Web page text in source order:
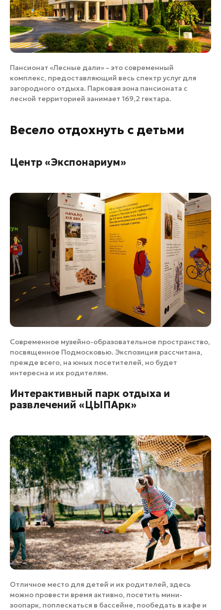
Пансионат «Лесные дали» – это современный
комплекс, предоставляющий весь спектр услуг для
загородного отдыха. Парковая зона пансионата с
лесной территорией занимает 169,2 гектара.
Весело отдохнуть с детьми
Центр «Экспонариум»
Современное музейно-образовательное пространство,
посвященное Подмосковью. Экспозиция рассчитана,
прежде всего, на юных посетителей, но будет
интересна и их родителям.
Интерактивный парк отдыха и
развлечений «ЦЫПАрк»
Отличное место для детей и их родителей, здесь
можно провести время активно, посетить мини-
зоопарк, поплескаться в бассейне, пообедать в кафе и